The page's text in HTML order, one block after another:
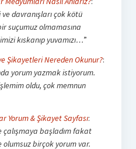
davranışları çok kötü
suçumuz olmamasına
kıskanıp yuvamızı…”
Şikayetleri Nereden Okunur?:
yorum yazmak istiyorum.
oldu, çok memnun
Yorum & Şikayet Sayfası:
başladım fakat
olumsuz birçok yorum var.